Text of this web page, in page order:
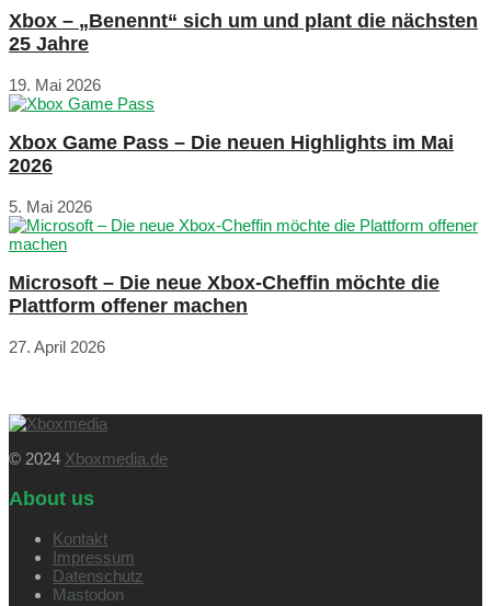
Xbox – „Benennt“ sich um und plant die nächsten
25 Jahre
19. Mai 2026
Xbox Game Pass – Die neuen Highlights im Mai
2026
5. Mai 2026
Microsoft – Die neue Xbox-Cheffin möchte die
Plattform offener machen
27. April 2026
© 2024 Xboxmedia.de
About us
Kontakt
Impressum
Datenschutz
Mastodon